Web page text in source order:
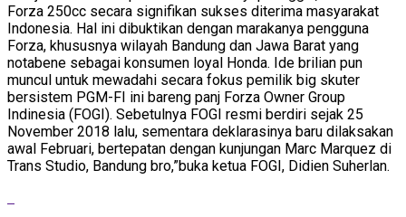
Forza 250cc secara signifikan sukses diterima masyarakat
Indonesia. Hal ini dibuktikan dengan marakanya pengguna
Forza, khususnya wilayah Bandung dan Jawa Barat yang
notabene sebagai konsumen loyal Honda. Ide brilian pun
muncul untuk mewadahi secara fokus pemilik big skuter
bersistem PGM-FI ini bareng panj Forza Owner Group
Indinesia (FOGI). Sebetulnya FOGI resmi berdiri sejak 25
November 2018 lalu, sementara deklarasinya baru dilaksakan
awal Februari, bertepatan dengan kunjungan Marc Marquez di
Trans Studio, Bandung bro,”buka ketua FOGI, Didien Suherlan.